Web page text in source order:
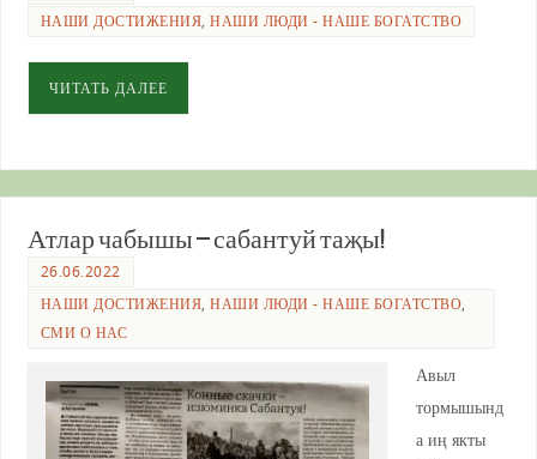
НАШИ ДОСТИЖЕНИЯ,НАШИ ЛЮДИ - НАШЕ БОГАТСТВО
ЧИТАТЬ ДАЛЕЕ
Атлар чабышы – сабантуй таҗы!
26.06.2022
НАШИ ДОСТИЖЕНИЯ,НАШИ ЛЮДИ - НАШЕ БОГАТСТВО,
СМИ О НАС
Авыл
тормышынд
а иң якты